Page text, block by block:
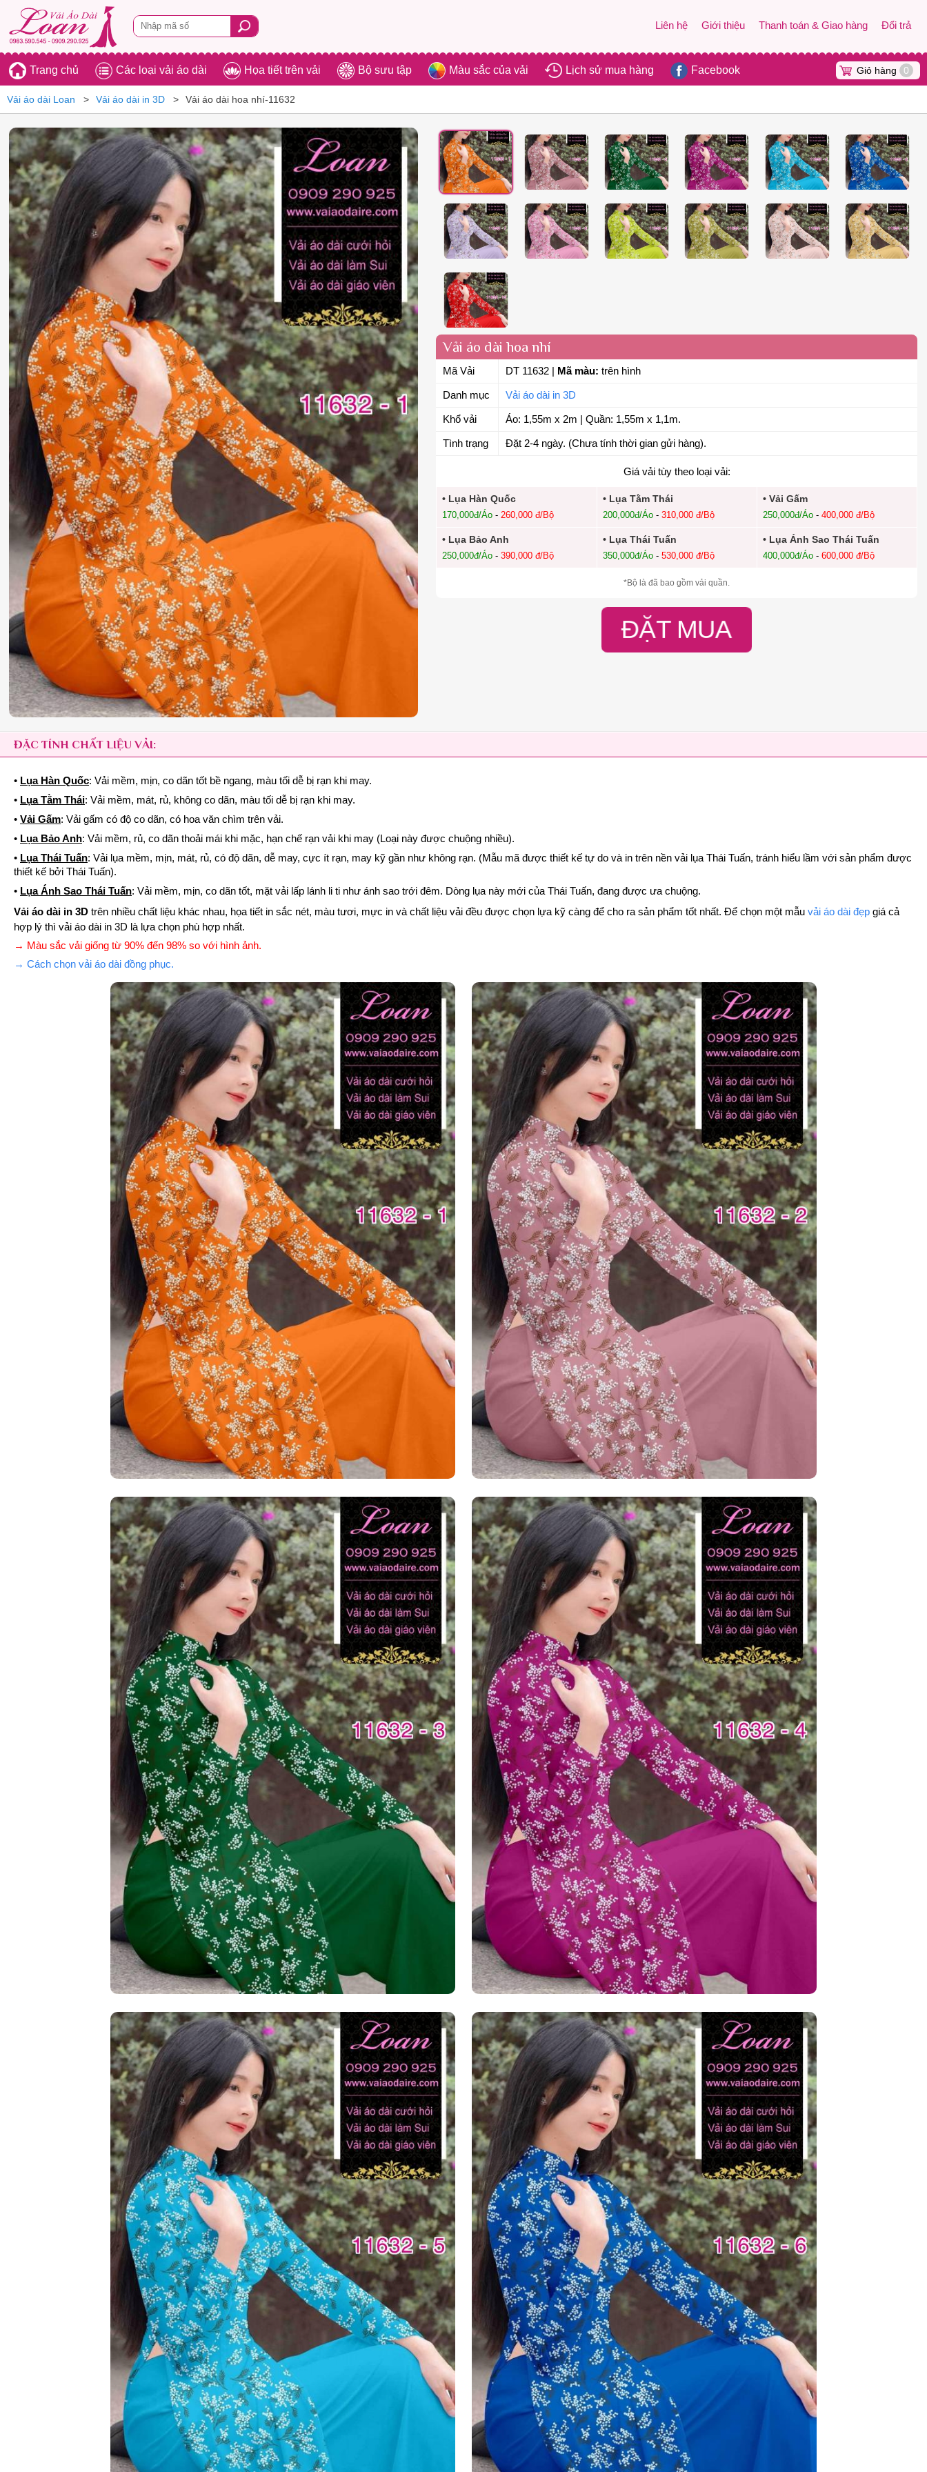
Liên hệ Giới thiệu Thanh toán & Giao hàng Đổi trả
Trang chủ Các loại vải áo dài Họa tiết trên vải Bộ sưu tập Màu sắc của vải Lịch sử mua hàng Facebook Giỏ hàng 0
Vải áo dài Loan Vải áo dài in 3D Vải áo dài hoa nhí-11632
Vải áo dài hoa nhí
Mã Vải DT 11632 Mã màu: trên hình
Danh mục Vải áo dài in 3D
Khổ vải Áo: 1,55m x 2m | Quần: 1,55m x 1,1m.
Tình trạng Đặt 2-4 ngày. (Chưa tính thời gian gửi hàng).
Giá vải tùy theo loại vải:
• Lụa Hàn Quốc
170,000đ/Áo -260,000 đ/Bộ
• Lụa Tằm Thái
200,000đ/Áo- 310,000 đ/Bộ
• Vải Gấm
250,000đ/Áo -400,000 đ/Bộ
• Lụa Bảo Anh
250,000đ/Áo -390,000 đ/Bộ
• Lụa Thái Tuấn
350,000đ/Áo- 530,000 đ/Bộ
• Lụa Ánh Sao Thái Tuấn
400,000đ/Áo -600,000 đ/Bộ
*Bộ là đã bao gồm vải quần.
ĐẶT MUA
ĐẶC TÍNH CHẤT LIỆU VẢI:
• Lụa Hàn Quốc: Vải mềm, mịn, co dãn tốt bề ngang, màu tối dễ bị rạn khi may.
• Lụa Tằm Thái: Vải mềm, mát, rủ, không co dãn, màu tối dễ bị rạn khi may.
• Vải Gấm: Vải gấm có độ co dãn, có hoa văn chìm trên vải.
• Lụa Bảo Anh: Vải mềm, rủ, co dãn thoải mái khi mặc, hạn chế rạn vải khi may (Loại này được chuộng nhiều).
• Lụa Thái Tuấn: Vải lụa mềm, mịn, mát, rủ, có độ dãn, dễ may, cực ít rạn, may kỹ gần như không rạn. (Mẫu mã được thiết kế tự do và in trên nền vải lụa Thái Tuấn, tránh hiểu lầm với sản phẩm được
thiết kế bởi Thái Tuấn).
• Lụa Ánh Sao Thái Tuấn: Vải mềm, mịn, co dãn tốt, mặt vải lấp lánh li ti như ánh sao trới đêm. Dòng lụa này mới của Thái Tuấn, đang được ưa chuộng.
Vải áo dài in 3D trên nhiều chất liệu khác nhau, họa tiết in sắc nét, màu tươi, mực in và chất liệu vải đều được chọn lựa kỹ càng để cho ra sản phẩm tốt nhất. Để chọn một mẫu vải áo dài đẹp giá cả
hợp lý thì vải áo dài in 3D là lựa chọn phù hợp nhất.
→ Màu sắc vải giống từ 90% đến 98% so với hình ảnh.
→ Cách chọn vải áo dài đồng phục.